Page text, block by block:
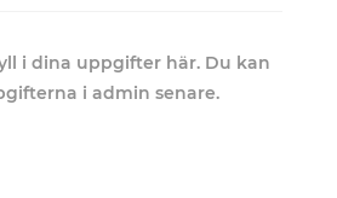
i dina uppgifter här. Du kan
i admin senare.